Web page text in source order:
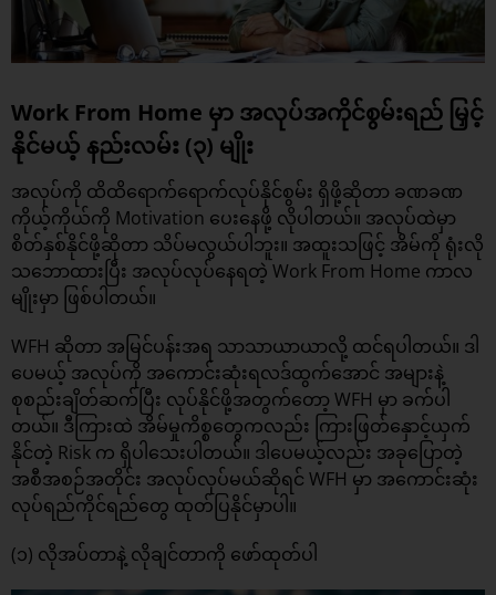
Work From Home မှာ အလုပ်အကိုင်စွမ်းရည် မြှင့်
နိုင်မယ့် နည်းလမ်း (၃) မျိုး
အလုပ်ကို ထိထိရောက်ရောက်လုပ်နိုင်စွမ်း ရှိဖို့ဆိုတာ ခဏခဏ
ကိုယ့်ကိုယ်ကို Motivation ပေးနေဖို့ လိုပါတယ်။ အလုပ်ထဲမှာ
စိတ်နှစ်နိုင်ဖို့ဆိုတာ သိပ်မလွယ်ပါဘူး။ အထူးသဖြင့် အိမ်ကို ရုံးလို
သဘောထားပြီး အလုပ်လုပ်နေရတဲ့ Work From Home ကာလ
မျိုးမှာ ဖြစ်ပါတယ်။
WFH ဆိုတာ အမြင်ပန်းအရ သာသာယာယာလို့ ထင်ရပါတယ်။ ဒါ
ပေမယ့် အလုပ်ကို အကောင်းဆုံးရလဒ်ထွက်အောင် အများနဲ့
စုစည်းချိတ်ဆက်ပြီး လုပ်နိုင်ဖို့အတွက်တော့ WFH မှာ ခက်ပါ
တယ်။ ဒီကြားထဲ အိမ်မှုကိစ္စတွေကလည်း ကြားဖြတ်နှောင့်ယှက်
နိုင်တဲ့ Risk က ရှိပါသေးပါတယ်။ ဒါပေမယ့်လည်း အခုပြောတဲ့
အစီအစဉ်အတိုင်း အလုပ်လုပ်မယ်ဆိုရင် WFH မှာ အကောင်းဆုံး
လုပ်ရည်ကိုင်ရည်တွေ ထုတ်ပြနိုင်မှာပါ။
(၁) လိုအပ်တာနဲ့ လိုချင်တာကို ဖော်ထုတ်ပါ